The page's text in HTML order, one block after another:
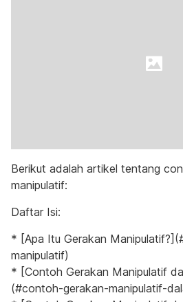
Berikut adalah artikel tentang
manipulatif:
Daftar Isi:
* [Apa Itu Gerakan
manipulatif)
* [Contoh Gerakan Manipulatif
(#contoh-gerakan-manipulatif-